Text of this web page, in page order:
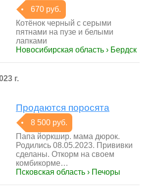
670 руб.
Котёнок черный с серыми
пятнами на пузе и белыми
лапками
Новосибирская область › Бердск
г.
Продаются поросята
8 500 руб.
Папа йоркшир. мама дюрок.
Родились 08.05.2023. Прививки
сделаны. Откорм на своем
комбикорме…
Псковская область › Печоры